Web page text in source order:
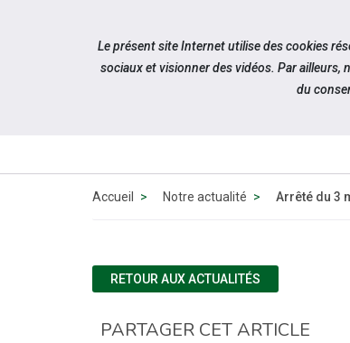
Aller au contenu
Accueil Notre actualité Arrêté du 3
RETOUR AUX ACTUALITÉS
PARTAGER CET ARTICLE
Le présent site Internet utilise des cookies
sociaux et visionner des vidéos. Par ailleurs,
du